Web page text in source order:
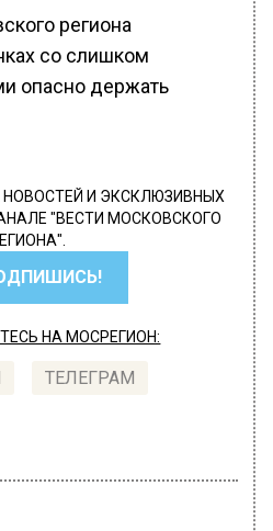
региона
со слишком
опасно держать
И ЭКСКЛЮЗИВНЫХ
"ВЕСТИ МОСКОВСКОГО
НА МОСРЕГИОН:
ТЕЛЕГРАМ